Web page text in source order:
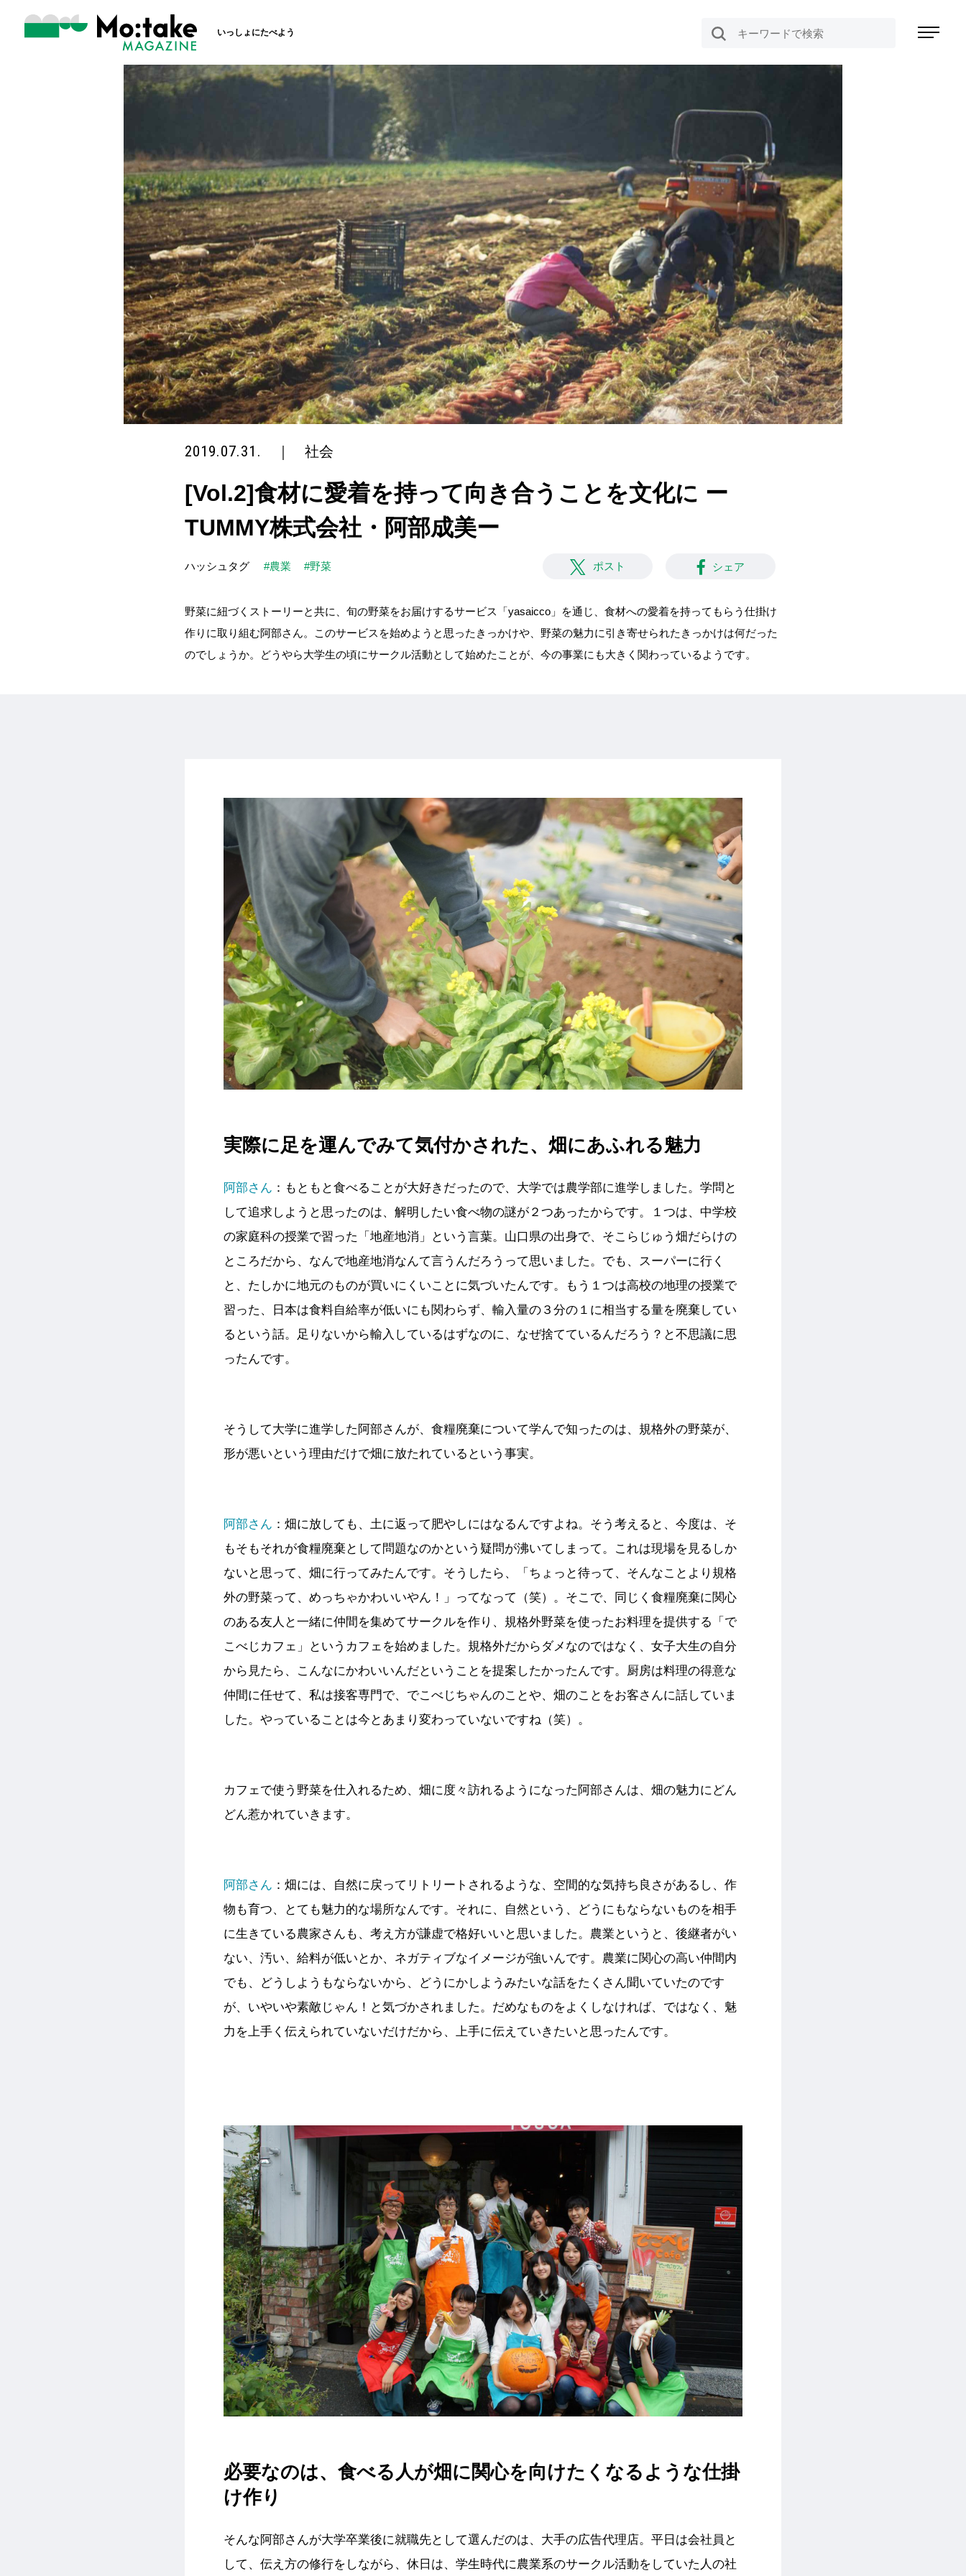
いっしょにたべよう
2019.07.31. 社会
[Vol.2]食材に愛着を持って向き合うことを文化に ー
TUMMY株式会社・阿部成美ー
ハッシュタグ #農業 #野菜 ポスト シェア
野菜に紐づくストーリーと共に、旬の野菜をお届けするサービス「yasaicco」を通じ、食材への愛着を持ってもらう仕掛け
作りに取り組む阿部さん。このサービスを始めようと思ったきっかけや、野菜の魅力に引き寄せられたきっかけは何だった
のでしょうか。どうやら大学生の頃にサークル活動として始めたことが、今の事業にも大きく関わっているようです。
実際に足を運んでみて気付かされた、畑にあふれる魅力
阿部さん ： もともと食べることが大好きだったので、大学では農学部に進学しました。学問と
して追求しようと思ったのは、解明したい食べ物の謎が２つあったからです。１つは、中学校
の家庭科の授業で習った「地産地消」という言葉。山口県の出身で、そこらじゅう畑だらけの
ところだから、なんで地産地消なんて言うんだろうって思いました。でも、スーパーに行く
と、たしかに地元のものが買いにくいことに気づいたんです。もう１つは高校の地理の授業で
習った、日本は食料自給率が低いにも関わらず、輸入量の３分の１に相当する量を廃棄してい
るという話。足りないから輸入しているはずなのに、なぜ捨てているんだろう？と不思議に思
ったんです。
そうして大学に進学した阿部さんが、食糧廃棄について学んで知ったのは、規格外の野菜が、
形が悪いという理由だけで畑に放たれているという事実。
阿部さん ： 畑に放しても、土に返って肥やしにはなるんですよね。そう考えると、今度は、そ
もそもそれが食糧廃棄として問題なのかという疑問が沸いてしまって。これは現場を見るしか
ないと思って、畑に行ってみたんです。そうしたら、「ちょっと待って、そんなことより規格
外の野菜って、めっちゃかわいいやん！」ってなって（笑）。そこで、同じく食糧廃棄に関心
のある友人と一緒に仲間を集めてサークルを作り、規格外野菜を使ったお料理を提供する「で
こべじカフェ」というカフェを始めました。規格外だからダメなのではなく、女子大生の自分
から見たら、こんなにかわいいんだということを提案したかったんです。厨房は料理の得意な
仲間に任せて、私は接客専門で、でこべじちゃんのことや、畑のことをお客さんに話していま
した。やっていることは今とあまり変わっていないですね（笑）。
カフェで使う野菜を仕入れるため、畑に度々訪れるようになった阿部さんは、畑の魅力にどん
どん惹かれていきます。
阿部さん ： 畑には、自然に戻ってリトリートされるような、空間的な気持ち良さがあるし、作
物も育つ、とても魅力的な場所なんです。それに、自然という、どうにもならないものを相手
に生きている農家さんも、考え方が謙虚で格好いいと思いました。農業というと、後継者がい
ない、汚い、給料が低いとか、ネガティブなイメージが強いんです。農業に関心の高い仲間内
でも、どうしようもならないから、どうにかしようみたいな話をたくさん聞いていたのです
が、いやいや素敵じゃん！と気づかされました。だめなものをよくしなければ、ではなく、魅
力を上手く伝えられていないだけだから、上手に伝えていきたいと思ったんです。
必要なのは、食べる人が畑に関心を向けたくなるような仕掛
け作り
そんな阿部さんが大学卒業後に就職先として選んだのは、大手の広告代理店。平日は会社員と
して、伝え方の修行をしながら、休日は、学生時代に農業系のサークル活動をしていた人の社